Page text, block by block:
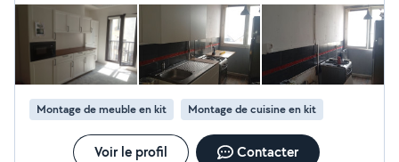
Montage de meuble en kit Montage de cuisine en kit
Voir le profil Contacter